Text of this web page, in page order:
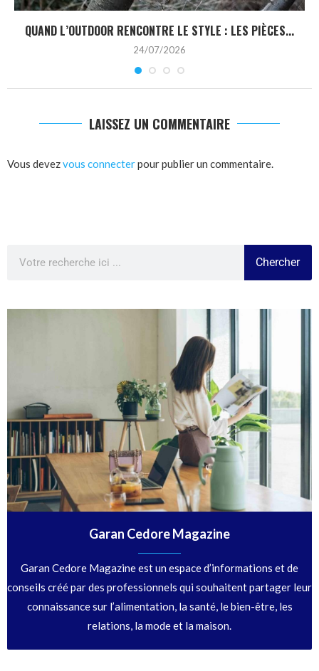
QUAND L’OUTDOOR RENCONTRE LE STYLE : LES PIÈCES...
24/07/2026
LAISSEZ UN COMMENTAIRE
Vous devezvous connecterpour publier un commentaire.
Chercher
Garan Cedore Magazine
Garan Cedore Magazine est un espace d’informations et de
conseils créé par des professionnels qui souhaitent partager leur
connaissance sur l’alimentation, la santé, le bien-être, les
relations, la mode et la maison.